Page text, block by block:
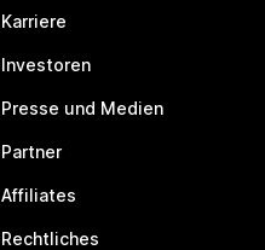
Karriere
Investoren
Presse und Medien
Partner
Affiliates
Rechtliches